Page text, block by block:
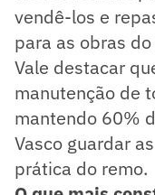
vendê-los e
para as obras
Vale destacar
manutenção de
mantendo 60%
Vasco guardar
prática do remo.